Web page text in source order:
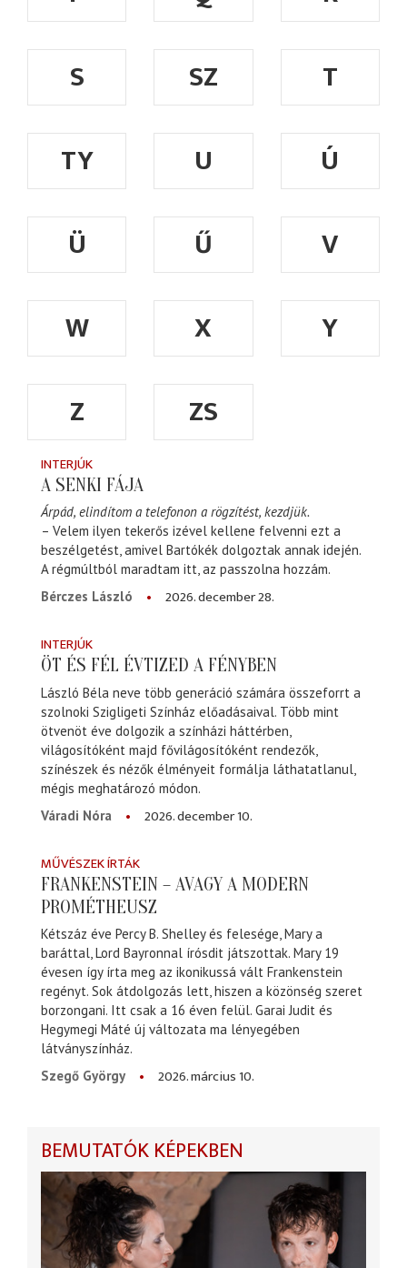
S
SZ
T
TY
U
Ú
Ü
Ű
V
W
X
Y
Z
ZS
INTERJÚK
A SENKI FÁJA
Árpád, elindítom a telefonon a rögzítést, kezdjük.
– Velem ilyen tekerős izével kellene felvenni ezt a
beszélgetést, amivel Bartókék dolgoztak annak idején.
A régmúltból maradtam itt, az passzolna hozzám.
Bérczes László
2026. december 28.
INTERJÚK
ÖT ÉS FÉL ÉVTIZED A FÉNYBEN
László Béla neve több generáció számára összeforrt a
szolnoki Szigligeti Színház előadásaival. Több mint
ötvenöt éve dolgozik a színházi háttérben,
világosítóként majd fővilágosítóként rendezők,
színészek és nézők élményeit formálja láthatatlanul,
mégis meghatározó módon.
Váradi Nóra
2026. december 10.
MŰVÉSZEK ÍRTÁK
FRANKENSTEIN – AVAGY A MODERN
PROMÉTHEUSZ
Kétszáz éve Percy B. Shelley és felesége, Mary a
baráttal, Lord Bayronnal írósdit játszottak. Mary 19
évesen így írta meg az ikonikussá vált Frankenstein
regényt. Sok átdolgozás lett, hiszen a közönség szeret
borzongani. Itt csak a 16 éven felül. Garai Judit és
Hegymegi Máté új változata ma lényegében
látványszínház.
Szegő György
2026. március 10.
BEMUTATÓK KÉPEKBEN